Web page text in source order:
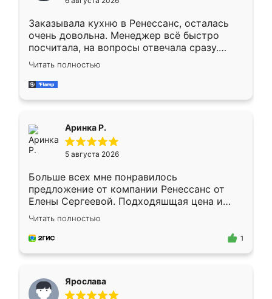
мебели буду заказывать только здесь.
Заказывала кухню в Ренессанс, осталась
очень довольна. Менеджер всё быстро
посчитала, на вопросы отвечала сразу.
Замерщик приехал в субботу, подошёл к
делу со всей ответственностью. Собрали
за день, ребята работали аккуратно, даже
Читать полностью
Аринка Р.
5 августа 2026
Больше всех мне понравилось
предложение от компании Ренессанс от
Елены Сергеевой. Подходяшщая цена и
короткие сроки изготовления. Приехавший
для замера сотрудник Владислав
предложил по моему эскизу самый
Читать полностью
1
Ярослава